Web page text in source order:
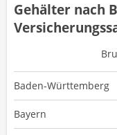
Gehälter nach
Baden-Württemberg
Bayern